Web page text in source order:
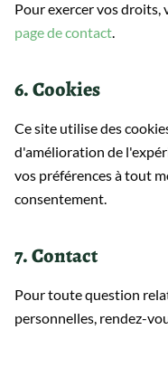
Pour exercer vos
page de contact.
6. Cookies
Ce site utilise des
d'amélioration de
vos préférences à tout
consentement.
7. Contact
Pour toute question
personnelles, rendez-